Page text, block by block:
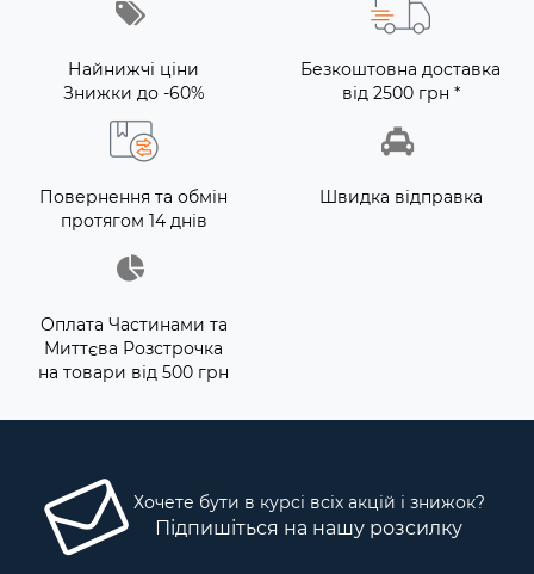
Найнижчі ціни
Знижки до -60%
Безкоштовна доставка
від 2500 грн *
Повернення та обмін
протягом 14 днів
Швидка відправка
Оплата Частинами та
Миттєва Розстрочка
на товари від 500 грн
Хочете бути в курсі всіх акцій і знижок?
Підпишіться на нашу розсилку